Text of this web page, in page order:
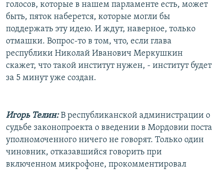
голосов, которые в нашем парламенте есть, может
быть, пяток наберется, которые могли бы
поддержать эту идею. И ждут, наверное, только
отмашки. Вопрос-то в том, что, если глава
республики Николай Иванович Меркушкин
скажет, что такой институт нужен, - институт будет
за 5 минут уже создан.
Игорь Телин:В республиканской администрации о
судьбе законопроекта о введении в Мордовии поста
уполномоченного ничего не говорят. Только один
чиновник, отказавшийся говорить при
включенном микрофоне, прокомментировал